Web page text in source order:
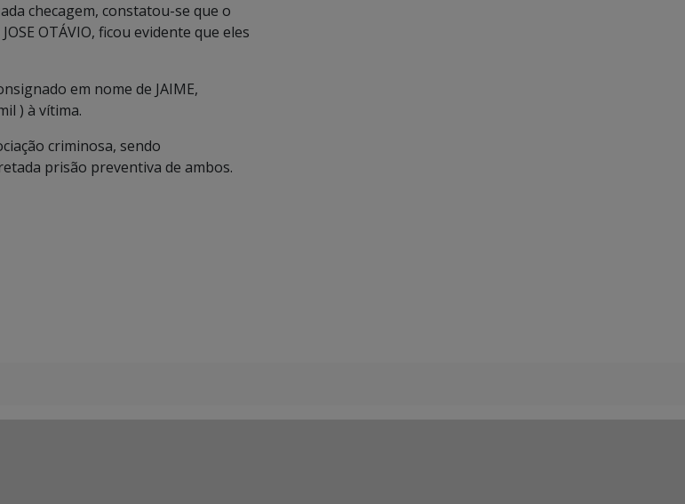
checagem, constatou-se que o
OTÁVIO, ficou evidente que eles
em nome de JAIME,
) à vítima.
criminosa, sendo
prisão preventiva de ambos.